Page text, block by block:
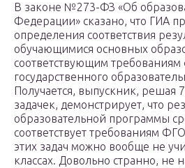
В законе №273-ФЗ «Об
Федерации» сказано, что ГИА
определения соответствия
обучающимися основных
соответствующим требованиям
государственного
Получается, выпускник, решая
задачек, демонстрирует, что
образовательной программы
соответствует требованиям
этих задач можно вообще не
классах. Довольно странно, не